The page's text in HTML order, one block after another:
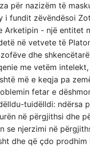
për nazizëm të
i fundit zëvëndësoi
Arketipin - një entitet
në vetvete të
dhe
me vetëm
më e keqja pa
fetar e
tuidëlldi: ndërsa
në përgjithsi dhe
se njerzimi në
dhe që çdo